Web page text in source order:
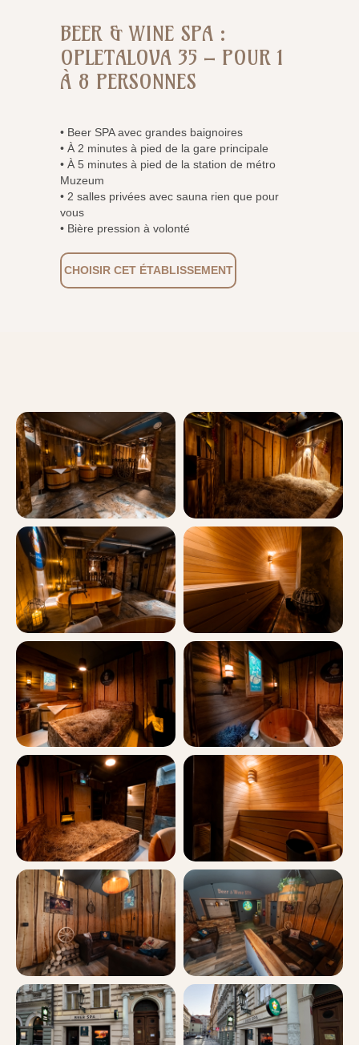
BEER & WINE SPA :
OPLETALOVA 35 – POUR 1
À 8 PERSONNES
• Beer SPA avec grandes baignoires
• À 2 minutes à pied de la gare principale
• À 5 minutes à pied de la station de métro
Muzeum
• 2 salles privées avec sauna rien que pour
vous
• Bière pression à volonté
CHOISIR CET ÉTABLISSEMENT